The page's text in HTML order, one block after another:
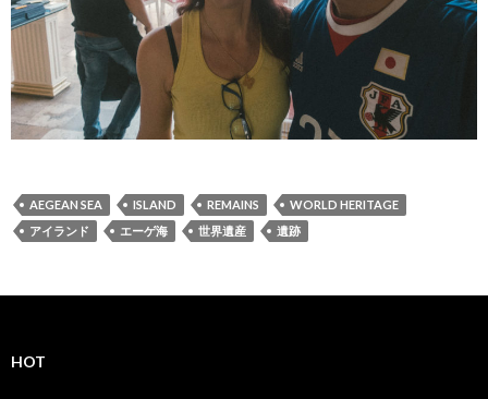
AEGEAN SEA ISLAND REMAINS
WORLD HERITAGE
アイランド
エーゲ海 世界遺産 遺跡
HOT